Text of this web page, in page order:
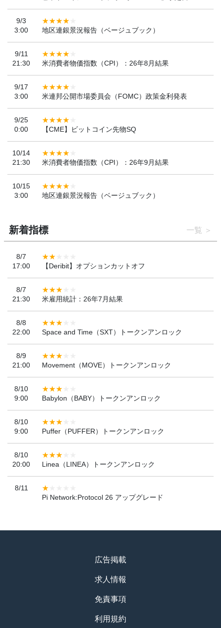
9/3
3:00
地区連銀景況報告（ベージュブック）
9/11
21:30
米消費者物価指数（CPI）：26年8月結果
9/17
3:00
米連邦公開市場委員会（FOMC）政策金利発表
9/25
0:00
【CME】ビットコイン先物SQ
10/14
21:30
米消費者物価指数（CPI）：26年9月結果
10/15
3:00
地区連銀景況報告（ベージュブック）
新着指標 一覧
8/7
17:00
【Deribit】オプションカットオフ
8/7
21:30
米雇用統計：26年7月結果
8/8
22:00
Space and Time（SXT）トークンアンロック
8/9
21:00
Movement（MOVE）トークンアンロック
8/10
9:00
Babylon（BABY）トークンアンロック
8/10
9:00
Puffer（PUFFER）トークンアンロック
8/10
20:00
Linea（LINEA）トークンアンロック
8/11
Pi Network:Protocol 26 アップグレード
広告掲載
求人情報
免責事項
利用規約